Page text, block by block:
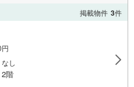
掲載物件 3件
なし
2階